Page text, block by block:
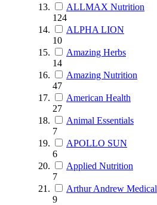
ALLMAX Nutrition
124
ALPHA LION
10
Amazing Herbs
14
Amazing Nutrition
47
American Health
27
Animal Essentials
7
APOLLO SUN
6
Applied Nutrition
7
Arthur Andrew Medical
9